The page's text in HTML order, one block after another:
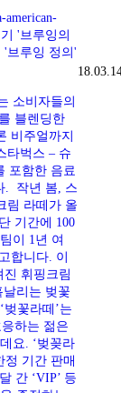
american-
'브루잉의
'브루잉 정의'
소비자들의
블렌딩한
비주얼까지
타벅스 – 슈
포함한 음료
. 작년 봄, 스
림 라떼가 올
기간에 100
이 1년 여
합니다. 이
휘핑크림
리는 벚꽃
꽃라떼’는
하는 젊은
요. ‘벚꽂라
정 기간 판매
간 ‘VIP’ 등